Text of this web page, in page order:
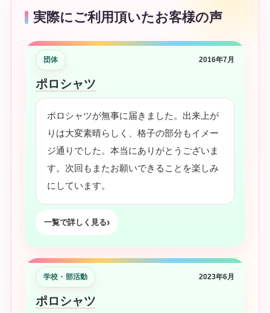
実際にご利用頂いたお客様の声
団体 2016年7月
ポロシャツ
ポロシャツが無事に届きました。出来上が
りは大変素晴らしく、格子の部分もイメー
ジ通りでした。本当にありがとうございま
す。次回もまたお願いできることを楽しみ
にしています。
一覧で詳しく見る
学校・部活動 2023年6月
ポロシャツ